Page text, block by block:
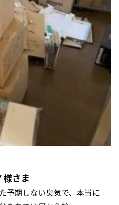
さま
予期しない臭気で、本当に